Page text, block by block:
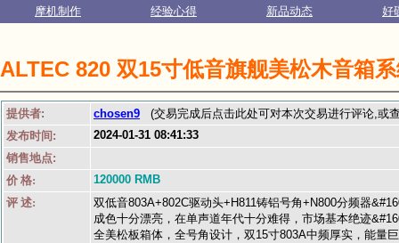
摩机制作 经验心得 新品动态 好
ALTEC 820 双15寸低音旗舰美松木音箱
提供者: chosen9
(交易完成后点击此处可对本次交易进行评论,或
发布时间:
2024-01-31 08:41:33
销售地点:
价 格:
120000 RMB
评 述:
双低音803A+802C驱动头+H811铸铝号角+N800分频器
成色十分漂亮，在单声道年代十分难得，市场基本绝迹
全美松板箱体，全号角设计，双15寸803A中频厚实，能量